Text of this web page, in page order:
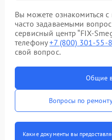
Вы можете ознакомиться
часто задаваемыми
сервисный центр “FIX-
телефону+7 (800) 301-55-
свой вопрос.
Общие
Вопросы по
Какие документы вы